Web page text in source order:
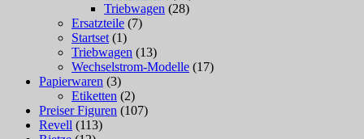
Triebwagen (28)
Ersatzteile (7)
Startset (1)
Triebwagen (13)
Wechselstrom-Modelle (17)
Papierwaren (3)
Etiketten (2)
Preiser Figuren (107)
Revell (113)